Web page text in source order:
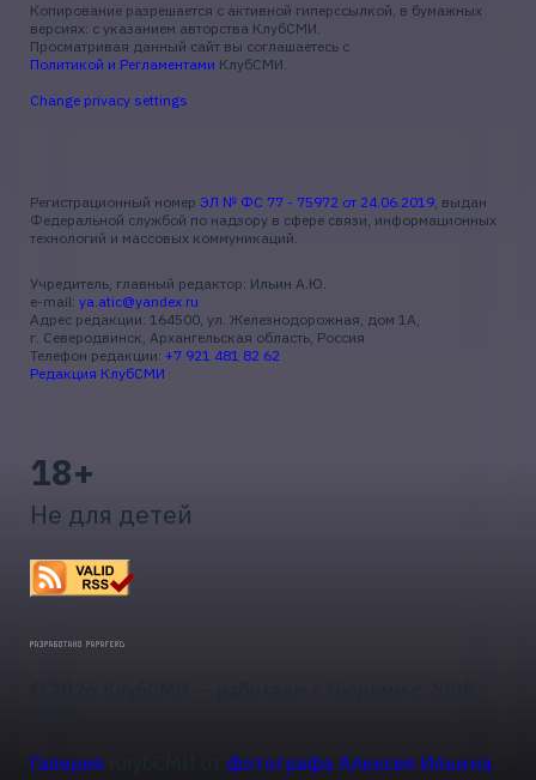
Копирование разрешается с активной гиперссылкой, в бумажных
версиях: с указанием авторства КлубСМИ.
Просматривая данный сайт вы соглашаетесь с
Политикой и Регламентами КлубСМИ.
Change privacy settings
Регистрационный номер ЭЛ № ФС 77 - 75972 от 24.06.2019, выдан
Федеральной службой по надзору в сфере связи, информационных
технологий и массовых коммуникаций.
Учредитель, главный редактор: Ильин А.Ю.
e-mail: ya.atic@yandex.ru
Адрес редакции: 164500, ул. Железнодорожная, дом 1А,
г. Северодвинск, Архангельская область, Россия
Телефон редакции: +7 921 481 82 62
Редакция КлубСМИ
18+
Не для детей
Галерея
фотографа Алексея Ильина